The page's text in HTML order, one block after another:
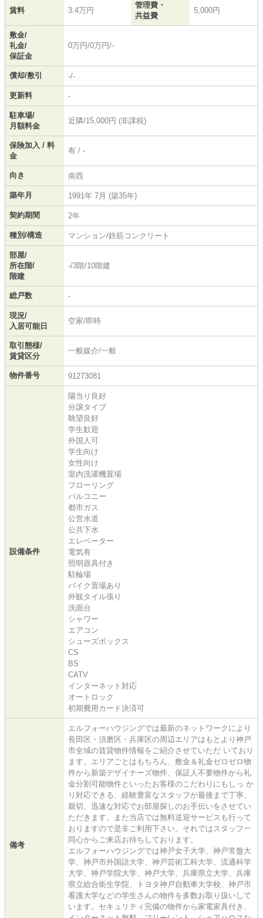
賃料 3.4万円
管理費・
共益費
5,000円
敷金/
礼金/
保証金
0万円/0万円/-
償却/敷引 -/-
更新料 -
駐車場/
月額料金
近隣/15,000円 (非課税)
保険加入 / 料
金
有 / -
向き 南西
築年月 1991年 7月 (築35年)
契約期間 2年
種別/構造 マンション/鉄筋コンクリート
部屋/
所在階/
階建
-/3階/10階建
総戸数 -
現況/
入居可能日
空家/即時
取引態様/
賃貸区分
一般媒介/一般
物件番号 91273081
設備条件
陽当り良好
分譲タイプ
眺望良好
学生歓迎
外国人可
学生向け
女性向け
室内洗濯機置場
フローリング
バルコニー
都市ガス
公営水道
公共下水
エレベーター
電気有
照明器具付き
駐輪場
バイク置場あり
外観タイル張り
洗面台
シャワー
エアコン
シューズボックス
CS
BS
CATV
インターネット対応
オートロック
初期費用カード決済可
備考
エルフォーハウジングでは最新のネットワークにより
長田区・須磨区・兵庫区の周辺エリアはもとより神戸
市全域の賃貸物件情報をご紹介させていただ いており
ます。エリアごとはもちろん、敷金＆礼金ゼロゼロ物
件から新築デザイナーズ物件、保証人不要物件から礼
金分割可能物件といったお客様のこだわりにもしっ か
り対応できる、経験豊富なスタッフが最後まで丁寧、
親切、迅速な対応でお部屋探しのお手伝いをさせてい
ただきます。また当店では無料送迎サービスも行って
おりますので是非ご利用下さい。それではスタッフ一
同心からご来店お待ちしております。
エルフォーハウジングでは神戸女子大学、神戸常盤大
学、神戸市外国語大学、神戸芸術工科大学、流通科学
大学、神戸学院大学、神戸大学、兵庫県立大学、兵庫
県立総合衛生学院、トヨタ神戸自動車大学校、神戸市
看護大学などの学生さんの物件を多数お取り扱いして
います。セキュリティ完備の物件から家電家具付き、